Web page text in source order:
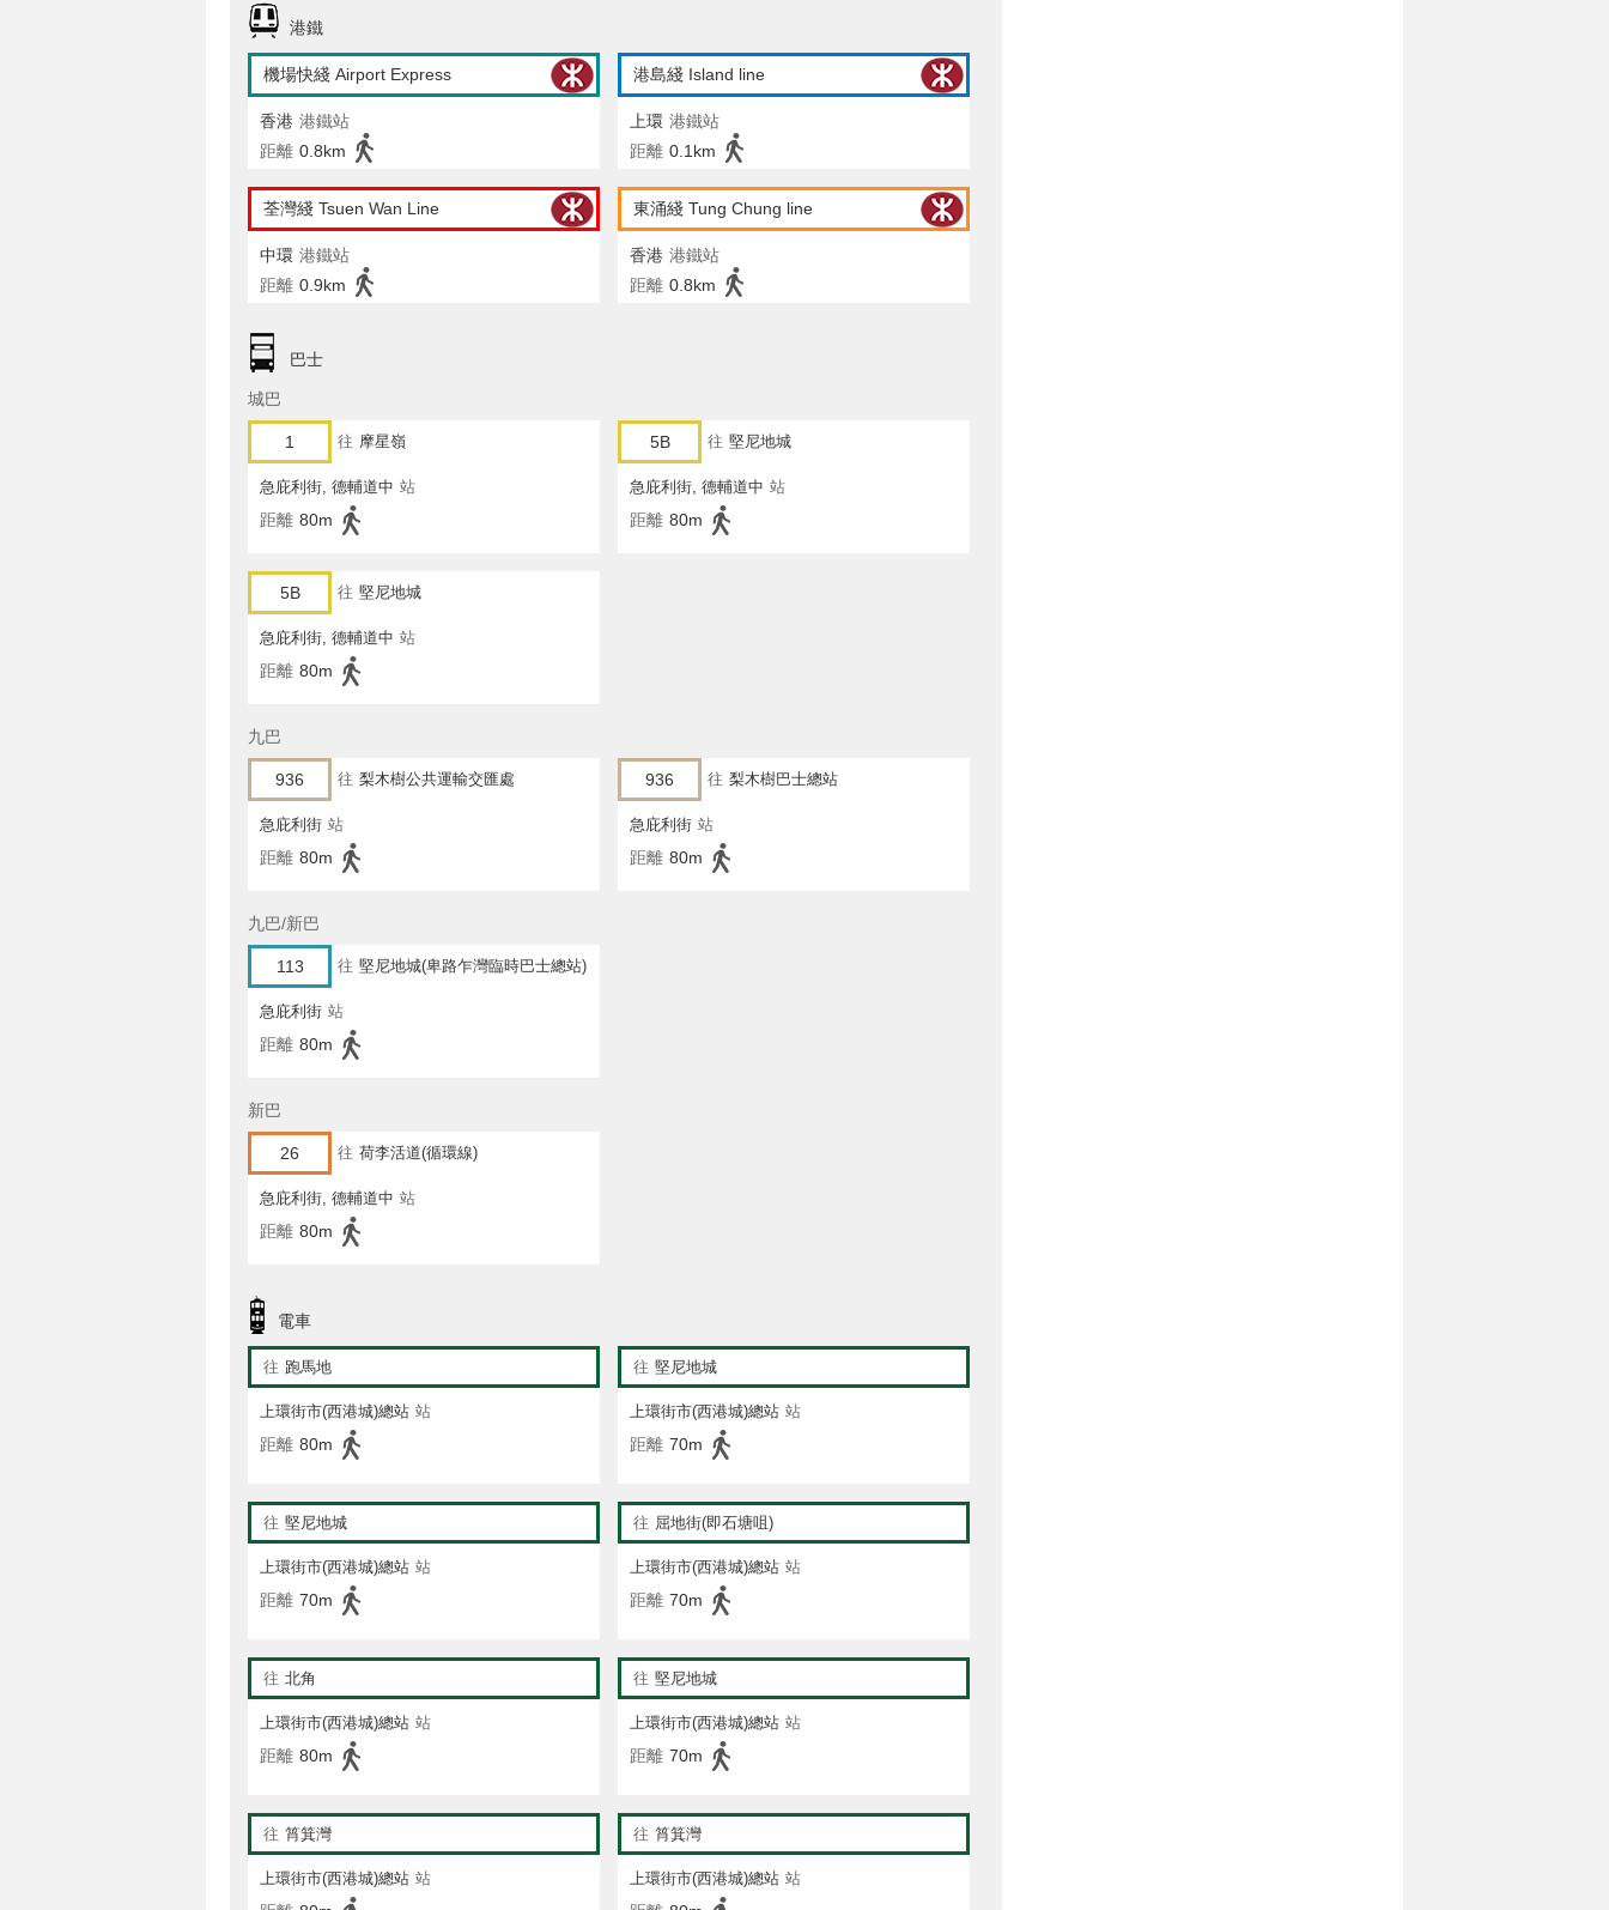
港鐵
機場快綫 Airport Express
香港 港鐵站
距離 0.8km
港島綫 Island line
上環 港鐵站
距離 0.1km
荃灣綫 Tsuen Wan Line
中環 港鐵站
距離 0.9km
東涌綫 Tung Chung line
香港 港鐵站
距離 0.8km
巴士
城巴
1 往 摩星嶺
急庇利街, 德輔道中 站
距離 80m
5B 往 堅尼地城
急庇利街, 德輔道中 站
距離 80m
5B 往 堅尼地城
急庇利街, 德輔道中 站
距離 80m
九巴
936 往 梨木樹公共運輸交匯處
急庇利街 站
距離 80m
936 往 梨木樹巴士總站
急庇利街 站
距離 80m
九巴/新巴
113 往 堅尼地城(卑路乍灣臨時巴士總站)
急庇利街 站
距離 80m
新巴
26 往 荷李活道(循環線)
急庇利街, 德輔道中 站
距離 80m
電車
往 跑馬地
上環街市(西港城)總站 站
距離 80m
往 堅尼地城
上環街市(西港城)總站 站
距離 70m
往 堅尼地城
上環街市(西港城)總站 站
距離 70m
往 屈地街(即石塘咀)
上環街市(西港城)總站 站
距離 70m
往 北角
上環街市(西港城)總站 站
距離 80m
往 堅尼地城
上環街市(西港城)總站 站
距離 70m
往 筲箕灣
上環街市(西港城)總站 站
往 筲箕灣
上環街市(西港城)總站 站